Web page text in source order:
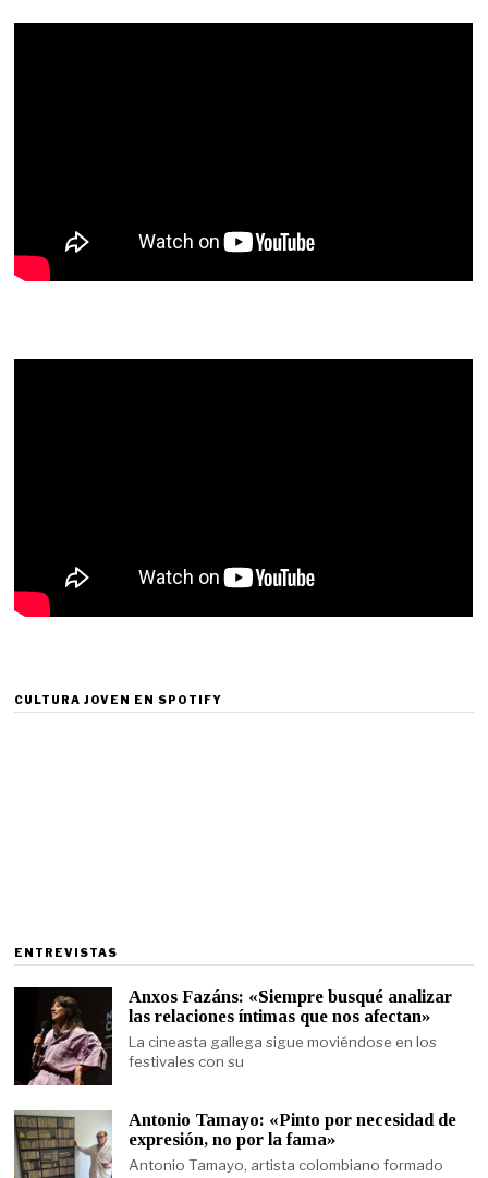
CULTURA JOVEN EN SPOTIFY
ENTREVISTAS
Anxos Fazáns: «Siempre busqué analizar
las relaciones íntimas que nos afectan»
La cineasta gallega sigue moviéndose en los
festivales con su
Antonio Tamayo: «Pinto por necesidad de
expresión, no por la fama»
Antonio Tamayo, artista colombiano formado